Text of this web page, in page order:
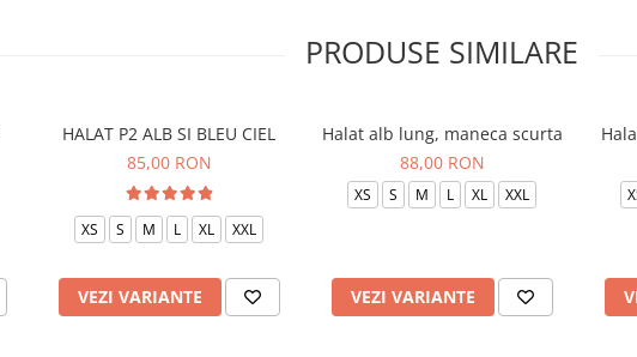
PRODUSE SIMILARE
HALAT P2 ALB SI BLEU CIEL
85,00 RON
XS S M L XL XXL
VEZI VARIANTE
Halat alb lung, maneca scurta
88,00 RON
XS S M L XL XXL
VEZI VARIANTE